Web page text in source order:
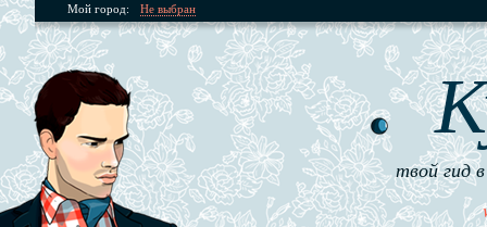
Мой город: Не выбран
твой гид